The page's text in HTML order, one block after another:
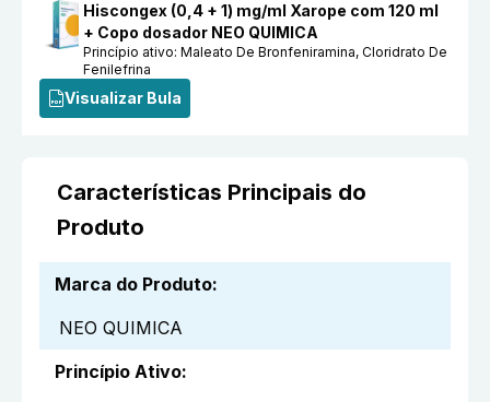
Hiscongex (0,4 + 1) mg/ml Xarope com 120 ml
+ Copo dosador NEO QUIMICA
Princípio ativo:Maleato De Bronfeniramina, Cloridrato De
Fenilefrina
Visualizar Bula
Características Principais do
Produto
Marca do Produto:
NEO QUIMICA
Princípio Ativo: